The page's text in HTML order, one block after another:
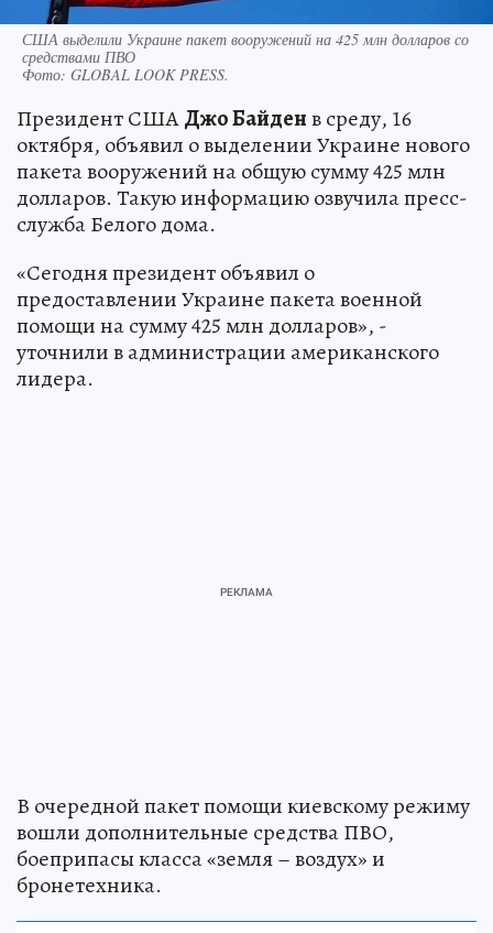
США выделили Украине пакет вооружений на 425 млн долларов со
средствами ПВО
Фото: GLOBAL LOOK PRESS.
Президент СШАДжо Байденв среду, 16
октября, объявил о выделении Украине нового
пакета вооружений на общую сумму 425 млн
долларов. Такую информацию озвучила пресс-
служба Белого дома.
«Сегодня президент объявил о
предоставлении Украине пакета военной
помощи на сумму 425 млн долларов», -
уточнили в администрации американского
лидера.
В очередной пакет помощи киевскому режиму
вошли дополнительные средства ПВО,
боеприпасы класса «земля – воздух» и
бронетехника.